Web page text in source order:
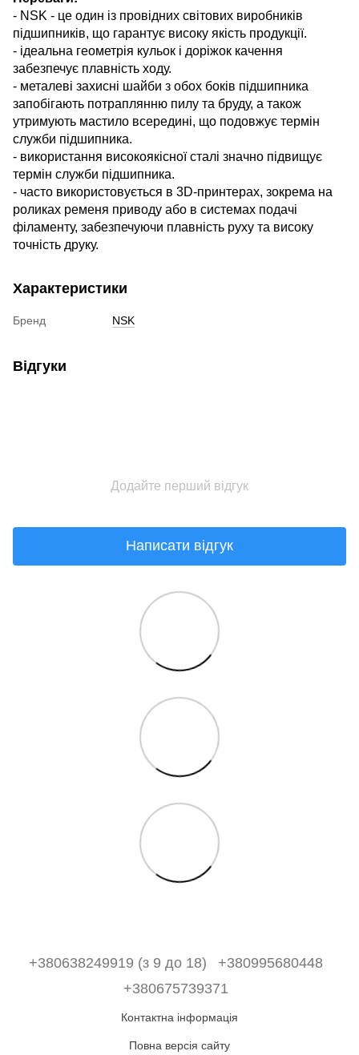
- NSK - це один із провідних світових виробників
підшипників, що гарантує високу якість продукції.
- ідеальна геометрія кульок і доріжок качення
забезпечує плавність ходу.
- металеві захисні шайби з обох боків підшипника
запобігають потраплянню пилу та бруду, а також
утримують мастило всередині, що подовжує термін
служби підшипника.
- використання високоякісної сталі значно підвищує
термін служби підшипника.
- часто використовується в 3D-принтерах, зокрема на
роликах ременя приводу або в системах подачі
філаменту, забезпечуючи плавність руху та високу
точність друку.
Характеристики
Бренд NSK
Відгуки
Додайте перший відгук
Написати відгук
+380638249919 (з 9 до 18)
+380995680448
+380675739371
Контактна інформація
Повна версія сайту